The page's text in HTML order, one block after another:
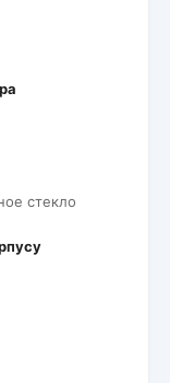
стекло